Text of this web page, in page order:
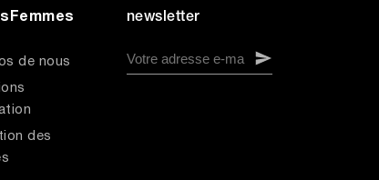
de nous
des
newsletter